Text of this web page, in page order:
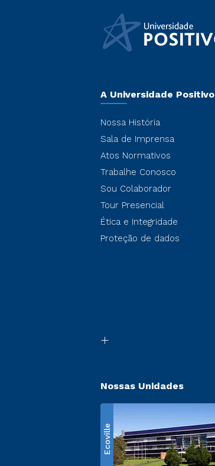
A Universidade Positivo
Nossa História
Sala de Imprensa
Atos Normativos
Trabalhe Conosco
Sou Colaborador
Tour Presencial
Ética e Integridade
Proteção de dados
Nossas Unidades
Ecoville